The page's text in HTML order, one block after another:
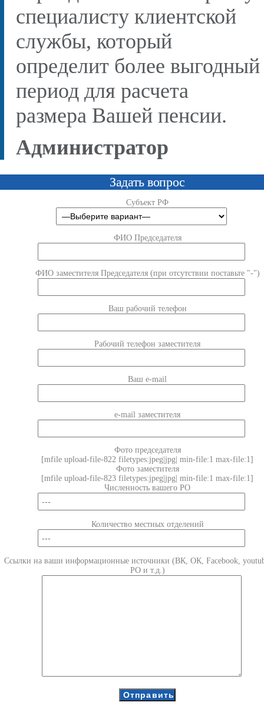
специалисту клиентской
службы, который
определит более выгодный
период для расчета
размера Вашей пенсии.
Администратор
Задать вопрос
Субъект РФ
ФИО Председателя
ФИО заместителя Председателя (при отсутствии поставьте "-")
Ваш рабочий телефон
Рабочий телефон заместителя
Ваш e-mail
e-mail заместителя
Фото председателя
[mfile upload-file-822 filetypes:jpeg|jpg| min-file:1 max-file:1]
Фото заместителя
[mfile upload-file-823 filetypes:jpeg|jpg| min-file:1 max-file:1]
Численность вашего РО
Количество местных отделений
Ссылки на ваши информационные источники (ВК, ОК, Facebook,
РО и т.д.)